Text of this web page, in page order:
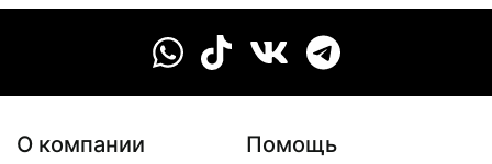
О компании Помощь